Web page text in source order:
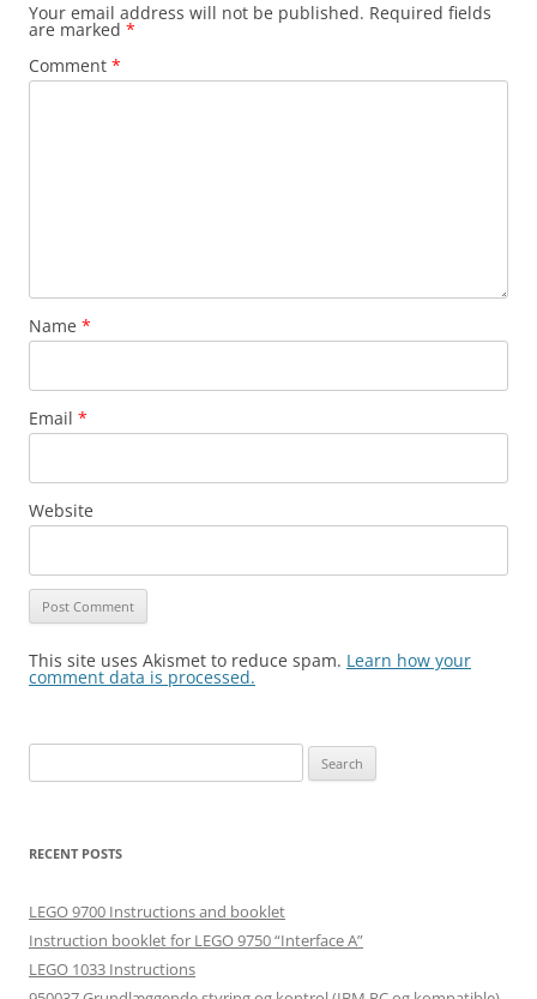
Your email address will not be published. Required fields
are marked *
Comment *
Name *
Email *
Website
This site uses Akismet to reduce spam. Learn how your
comment data is processed.
for:
RECENT POSTS
LEGO 9700 Instructions and booklet
Instruction booklet for LEGO 9750 “Interface A”
LEGO 1033 Instructions